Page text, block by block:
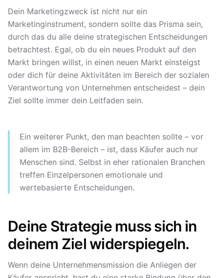
Dein Marketingzweck ist nicht nur ein
Marketinginstrument, sondern sollte das Prisma sein,
durch das du alle deine strategischen Entscheidungen
betrachtest. Egal, ob du ein neues Produkt auf den
Markt bringen willst, in einen neuen Markt einsteigst
oder dich für deine Aktivitäten im Bereich der sozialen
Verantwortung von Unternehmen entscheidest – dein
Ziel sollte immer dein Leitfaden sein.
Ein weiterer Punkt, den man beachten sollte – vor
allem im B2B-Bereich – ist, dass Käufer auch nur
Menschen sind. Selbst in eher rationalen Branchen
treffen Einzelpersonen emotionale und
wertebasierte Entscheidungen.
Deine Strategie muss sich in
deinem Ziel widerspiegeln.
Wenn deine Unternehmensmission die Anliegen der